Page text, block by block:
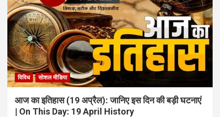
विविध सोशल मीडिया
आज का इतिहास (19 अप्रैल): जानिए इस दिन की बड़ी घटनाएं
| On This Day: 19 April History